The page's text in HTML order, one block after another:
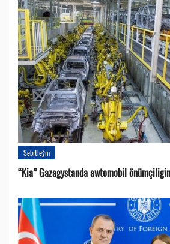
Sebitleýin
“Kia” Gazagystanda awtomobil